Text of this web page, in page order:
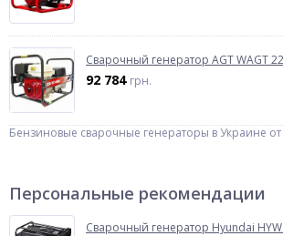
Сварочный генератор AGT WAGT
92 784 грн.
Бензиновые сварочные генераторы в Украине от
Персональные рекомендации
Сварочный генератор Hyundai HYW